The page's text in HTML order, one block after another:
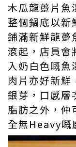
木瓜龍躉片魚
整個鍋底以新
鋪滿新鮮龍躉
滾起，店員會
入奶白色嘅魚
肉片亦好新鮮
銀芽，口感層
脂肪之外，仲
全無Heavy嘅